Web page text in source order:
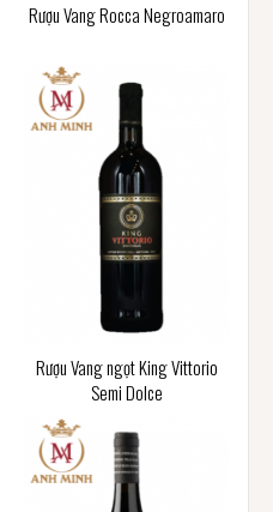
Rượu Vang Rocca Negroamaro
Rượu Vang ngọt King Vittorio
Semi Dolce